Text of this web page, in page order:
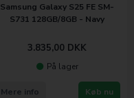
Samsung Galaxy S25 FE SM-
S731 128GB/8GB - Navy
3.835,00 DKK
På lager
Køb nu
Mere info